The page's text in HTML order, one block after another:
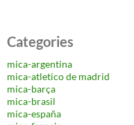
Categories
mica-argentina
mica-atletico de madrid
mica-barça
mica-brasil
mica-españa